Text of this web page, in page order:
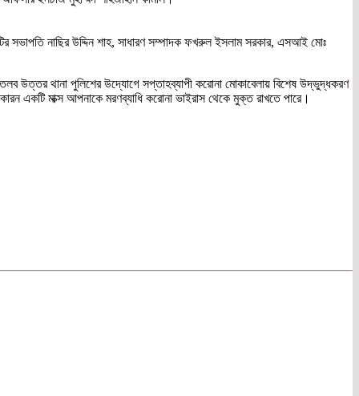
সভাপতি নাছির উদ্দিন শাহ, সাধারণ সম্পাদক ফখরুল ইসলাম সরকার, এসআই মোঃ
মতলব উত্তর থানা পুলিশের উদ্যোগে সপ্তাহব্যাপী করোনা মোকাবেলায় বিশেষ উদ্ভুদ্ধকরণ
একটি মাক্স আপনাকে মরণব্যাধি করোনা ভাইরাস থেকে মুক্ত রাখতে পারে।